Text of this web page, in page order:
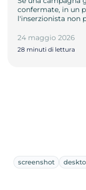
confermate, in un
l'inserzionista non
24 maggio 2026
28 minuti di lettura
screenshot